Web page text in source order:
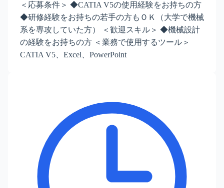
＜応募条件＞ ◆CATIA V5の使用経験をお持ちの方
◆研修経験をお持ちの若手の方もＯＫ（大学で機械
系を専攻していた方） ＜歓迎スキル＞ ◆機械設計
の経験をお持ちの方 ＜業務で使用するツール＞
CATIA V5、Excel、PowerPoint